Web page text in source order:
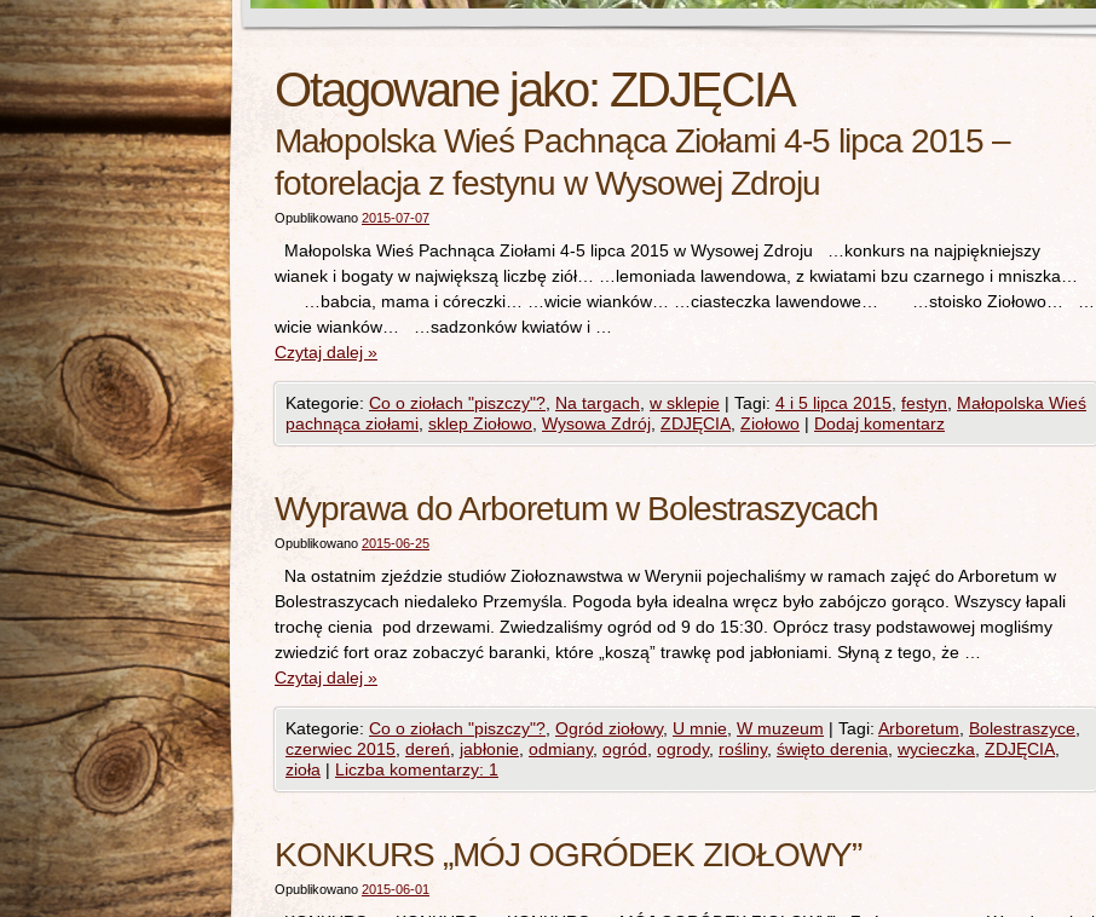
Otagowane jako: ZDJĘCIA
Małopolska Wieś Pachnąca Ziołami 4-5 lipca 2015 –
fotorelacja z festynu w Wysowej Zdroju
Opublikowano 2015-07-07
Małopolska Wieś Pachnąca Ziołami 4-5 lipca 2015 w Wysowej Zdroju …konkurs na najpiękniejszy
wianek i bogaty w największą liczbę ziół… …lemoniada lawendowa, z kwiatami bzu czarnego i mniszka…
…babcia, mama i córeczki… …wicie wianków… …ciasteczka lawendowe… …stoisko Ziołowo… …
wicie wianków… …sadzonków kwiatów i …
Czytaj dalej »
Kategorie: Co o ziołach "piszczy"? Na targach w sklepie | Tagi: 4 i 5 lipca 2015 festyn
Małopolska Wieś
pachnąca ziołami sklep Ziołowo Wysowa Zdrój ZDJĘCIA Ziołowo | Dodaj komentarz
Wyprawa do Arboretum w Bolestraszycach
Opublikowano 2015-06-25
Na ostatnim zjeździe studiów Ziołoznawstwa w Werynii pojechaliśmy w ramach zajęć do Arboretum w
Bolestraszycach niedaleko Przemyśla. Pogoda była idealna wręcz było zabójczo gorąco. Wszyscy łapali
trochę cienia pod drzewami. Zwiedzaliśmy ogród od 9 do 15:30. Oprócz trasy podstawowej mogliśmy
zwiedzić fort oraz zobaczyć baranki, które „koszą” trawkę pod jabłoniami. Słyną z tego, że …
Czytaj dalej »
Kategorie: Co o ziołach "piszczy"? Ogród ziołowy, U mnie W muzeum | Tagi: Arboretum Bolestraszyce
czerwiec 2015 dereń jabłonie odmiany, ogród ogrody, rośliny, święto derenia wycieczka ZDJĘCIA
zioła | Liczba komentarzy: 1
KONKURS „MÓJ OGRÓDEK ZIOŁOWY”
Opublikowano 2015-06-01